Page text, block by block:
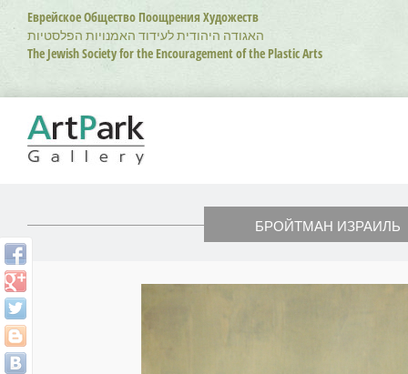
Перейти
основному
содержанию
Еврейское Общество Поощрения Художеств
האגודה היהודית לעידוד האמנויות הפלסטיות
The Jewish Society for the Encouragement of the Plastic Arts
БРОЙТМАН ИЗРАИЛЬ